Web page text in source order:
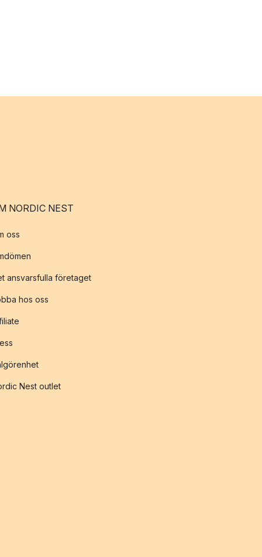
NORDIC NEST
oss
ansvarsfulla företaget
hos oss
Nest outlet